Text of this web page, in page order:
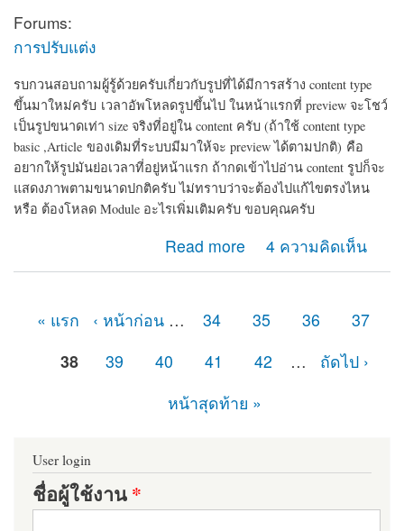
Forums:
การปรับแต่ง
รบกวนสอบถามผู้รู้ด้วยครับเกี่ยวกับรูปที่ได้มีการสร้าง content type
ขึ้นมาใหม่ครับ เวลาอัพโหลดรูปขึ้นไป ในหน้าแรกที่ preview จะโชว์
เป็นรูปขนาดเท่า size จริงที่อยู่ใน content ครับ (ถ้าใช้ content type
basic ,Article ของเดิมที่ระบบมีมาให้จะ preview ได้ตามปกติ) คือ
อยากให้รูปมันย่อเวลาที่อยู่หน้าแรก ถ้ากดเข้าไปอ่าน content รูปก็จะ
แสดงภาพตามขนาดปกติครับ ไม่ทราบว่าจะต้องไปแก้ไขตรงไหน
หรือ ต้องโหลด Module อะไรเพิ่มเติมครับ ขอบคุณครับ
Read more
about การ preview รูปครับ 4 ความคิดเห็น
« แรก ‹ หน้าก่อน … 34 35 36
37
38
39 40 41 42 …
ถัดไป ›
หน้าสุดท้าย »
User login
ชื่อผู้ใช้งาน*